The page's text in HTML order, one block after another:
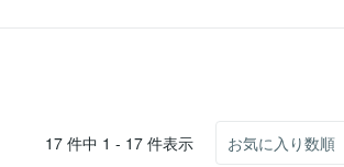
17 件中 1 - 17 件表示